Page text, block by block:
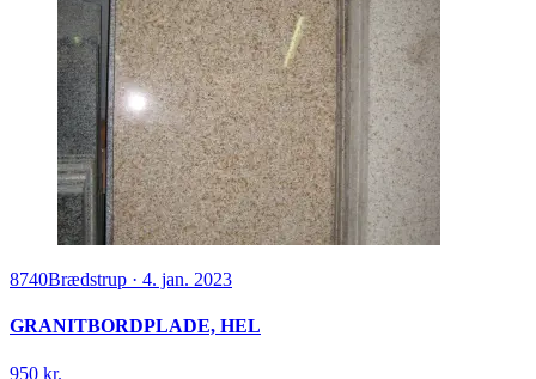
8740Brædstrup · 4. jan. 2023
GRANITBORDPLADE, HEL
950 kr.